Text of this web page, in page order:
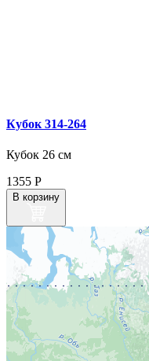
Кубок 314‑264
Кубок 26 см
1355 Р
В корзину